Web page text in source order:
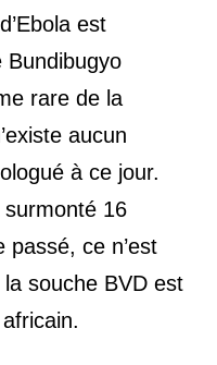
est
Bundibugyo
rare de la
aucun
à ce jour.
surmonté 16
ce n’est
souche BVD est